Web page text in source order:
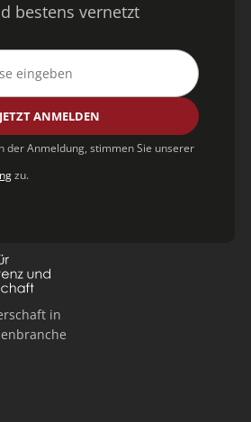
bestens vernetzt
der Anmeldung, stimmen Sie unserer
zu.
in